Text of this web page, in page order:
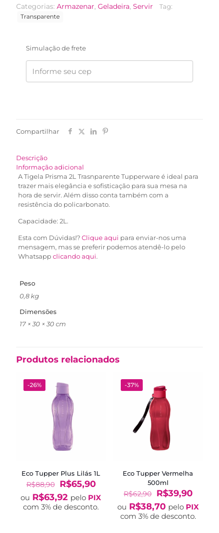
Categorias: Armazenar, Geladeira, Servir Tag:
Transparente
Simulação de frete
Compartilhar
Descrição
Informação adicional
A Tigela Prisma 2L Trasnparente Tupperware é ideal para
trazer mais elegância e sofisticação para sua mesa na
hora de servir. Além disso conta também com a
resistência do policarbonato.
Capacidade: 2L.
Esta com Dúvidas!?Clique aqui para enviar-nos uma
mensagem, mas se preferir podemos atendê-lo pelo
Whatsappclicando aqui.
Peso
0,8 kg
Dimensões
17 × 30 × 30 cm
Produtos relacionados
-26%
Eco Tupper Plus Lilás 1L
R$88,90
O
preço
original
era:
R$65,90O
preço
atual
é:
R$65,90.
ou R$63,92 pelo PIX
com 3% de desconto.
-37%
Eco Tupper Vermelha
500ml
R$62,90
O
preço
original
era:
R$39,90O
preço
atual
é:
ou R$38,70 pelo PIX
com 3% de desconto.